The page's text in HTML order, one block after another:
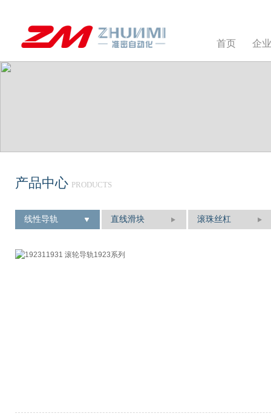
首页 企
产品中心 PRODUCTS
线性导轨 直线滑块 滚珠丝杠